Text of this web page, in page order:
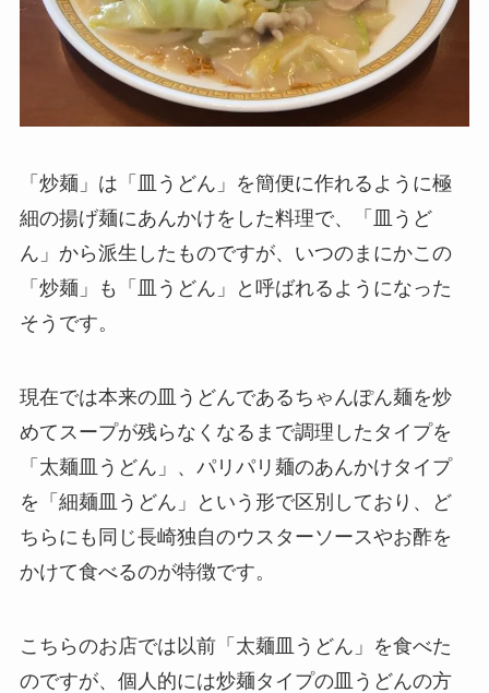
「炒麺」は「皿うどん」を簡便に作れるように極
細の揚げ麺にあんかけをした料理で、「皿うど
ん」から派生したものですが、いつのまにかこの
「炒麺」も「皿うどん」と呼ばれるようになった
そうです。
現在では本来の皿うどんであるちゃんぽん麺を炒
めてスープが残らなくなるまで調理したタイプを
「太麺皿うどん」、パリパリ麺のあんかけタイプ
を「細麺皿うどん」という形で区別しており、ど
ちらにも同じ長崎独自のウスターソースやお酢を
かけて食べるのが特徴です。
こちらのお店では以前「太麺皿うどん」を食べた
のですが、個人的には炒麺タイプの皿うどんの方